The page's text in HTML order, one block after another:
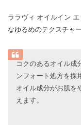
ララヴィ オイルイン
なゆるめのテクスチャ
コクのあるオイル成
ンフォート処方を採
オイル成分がお肌を
えます。